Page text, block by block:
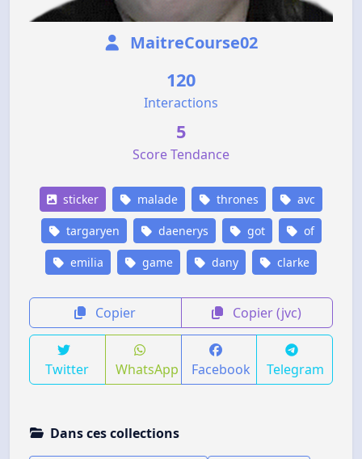
MaitreCourse02
120
Interactions
5
Score Tendance
sticker malade thrones avc
targaryen daenerys got of
emilia game dany clarke
Copier Copier (jvc)
Twitter WhatsApp Facebook Telegram
Dans ces collections